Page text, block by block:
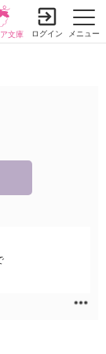
メニュー
文庫 ログイン